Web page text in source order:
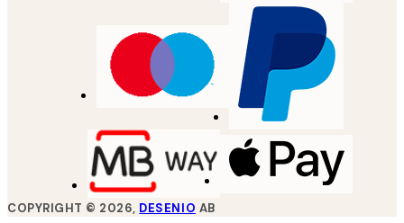
COPYRIGHT © 2026, DESENIO AB